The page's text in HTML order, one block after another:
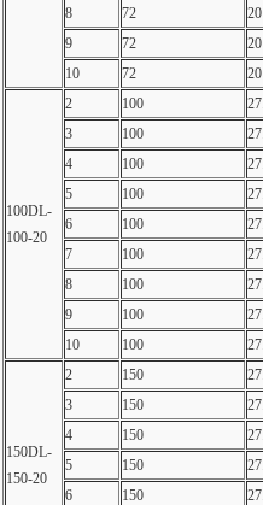
8
72 20
9
72 20
10
72 20
100DL-
100-20
2 100
3
100
4
100
5
100
6
100
7
100
8
100
9
100
10
100
150DL-
150-20
2 150
3
150
4
150
5
150
6
150